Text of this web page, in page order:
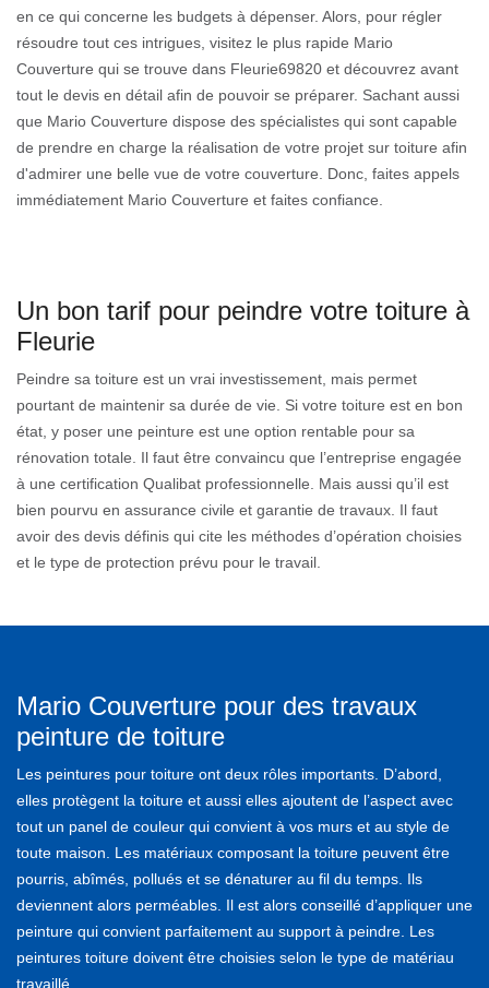
en ce qui concerne les budgets à dépenser. Alors, pour régler
résoudre tout ces intrigues, visitez le plus rapide Mario
Couverture qui se trouve dans Fleurie69820 et découvrez avant
tout le devis en détail afin de pouvoir se préparer. Sachant aussi
que Mario Couverture dispose des spécialistes qui sont capable
de prendre en charge la réalisation de votre projet sur toiture afin
d'admirer une belle vue de votre couverture. Donc, faites appels
immédiatement Mario Couverture et faites confiance.
Un bon tarif pour peindre votre toiture à
Fleurie
Peindre sa toiture est un vrai investissement, mais permet
pourtant de maintenir sa durée de vie. Si votre toiture est en bon
état, y poser une peinture est une option rentable pour sa
rénovation totale. Il faut être convaincu que l’entreprise engagée
à une certification Qualibat professionnelle. Mais aussi qu’il est
bien pourvu en assurance civile et garantie de travaux. Il faut
avoir des devis définis qui cite les méthodes d’opération choisies
et le type de protection prévu pour le travail.
Mario Couverture pour des travaux
peinture de toiture
Les peintures pour toiture ont deux rôles importants. D’abord,
elles protègent la toiture et aussi elles ajoutent de l’aspect avec
tout un panel de couleur qui convient à vos murs et au style de
toute maison. Les matériaux composant la toiture peuvent être
pourris, abîmés, pollués et se dénaturer au fil du temps. Ils
deviennent alors perméables. Il est alors conseillé d’appliquer une
peinture qui convient parfaitement au support à peindre. Les
peintures toiture doivent être choisies selon le type de matériau
travaillé.